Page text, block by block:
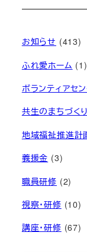
お知らせ (413)
ふれ愛ホーム (1)
ボランティアセ
共生のまちづく
地域福祉推進計
義援金 (3)
職員研修 (2)
視察・研修 (10)
講座・研修 (67)